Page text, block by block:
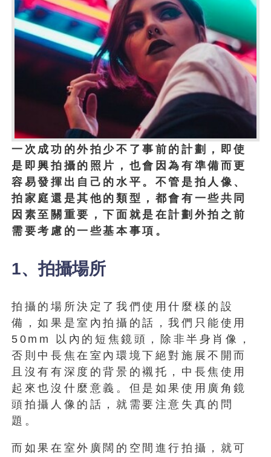
一次成功的外拍少不了事前的計劃，即使
是即興拍攝的照片，也會因為有準備而更
容易發揮出自己的水平。不管是拍人像、
拍家庭還是其他的類型，都會有一些共同
因素至關重要，下面就是在計劃外拍之前
需要考慮的一些基本事項。
1、拍攝場所
拍攝的場所決定了我們使用什麼樣的設
備，如果是室內拍攝的話，我們只能使用
50mm 以內的短焦鏡頭，除非半身肖像，
否則中長焦在室內環境下絕對施展不開而
且沒有有深度的背景的襯托，中長焦使用
起來也沒什麼意義。但是如果使用廣角鏡
頭拍攝人像的話，就需要注意失真的問
題。
而如果在室外廣闊的空間進行拍攝，就可